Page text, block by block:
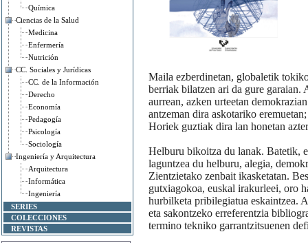
Química
Ciencias de la Salud
Medicina
Enfermería
Nutrición
CC. Sociales y Jurídicas
CC. de la Información
Derecho
Economía
Pedagogía
Psicología
Sociología
Ingeniería y Arquitectura
Arquitectura
Informática
Ingeniería
SERIES
COLECCIONES
REVISTAS
Maila ezberdinetan, globaletik
berriak bilatzen ari da gure garaian.
aurrean, azken urteetan
antzeman dira askotariko
Horiek guztiak dira lan honetan
Helburu bikoitza du lanak. Batetik,
laguntzea du helburu, alegia,
Zientzietako zenbait ikasketatan.
gutxiagokoa, euskal irakurleei, oro
hurbilketa pribilegiatua eskaintzea.
eta sakontzeko erreferentzia
termino tekniko garrantzitsuenen